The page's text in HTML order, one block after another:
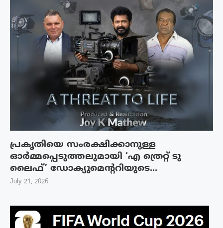
പ്രകൃതിയെ സംരക്ഷിക്കാനുള്ള
ഓർമ്മപ്പെടുത്തലുമായി ‘എ ത്രെറ്റ് ടു
ലൈഫ്’ ഡോക്യുമെന്ററിയുടെ...
July 21, 2026